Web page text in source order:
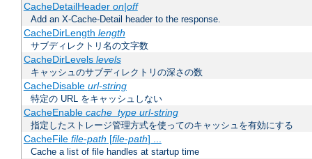
CacheDetailHeader on|off
Add an X-Cache-Detail header to the response.
CacheDirLength length
サブディレクトリ名の文字数
CacheDirLevels levels
キャッシュのサブディレクトリの深さの数
CacheDisable url-string
特定の URL をキャッシュしない
CacheEnable cache_type url-string
指定したストレージ管理方式を使ってのキャッシュを有効にする
CacheFile file-path [file-path] ...
Cache a list of file handles at startup time